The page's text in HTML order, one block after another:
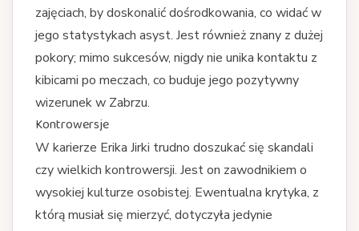
zajęciach, by doskonalić dośrodkowania, co widać w
jego statystykach asyst. Jest również znany z dużej
pokory; mimo sukcesów, nigdy nie unika kontaktu z
kibicami po meczach, co buduje jego pozytywny
wizerunek w Zabrzu.
Kontrowersje
W karierze Erika Jirki trudno doszukać się skandali
czy wielkich kontrowersji. Jest on zawodnikiem o
wysokiej kulturze osobistej. Ewentualna krytyka, z
którą musiał się mierzyć, dotyczyła jedynie